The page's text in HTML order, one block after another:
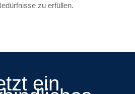
zu erfüllen.
ein